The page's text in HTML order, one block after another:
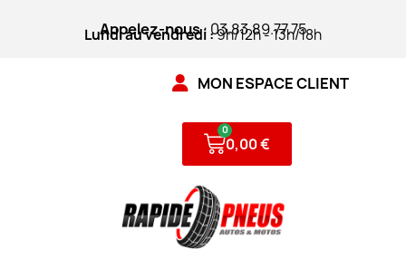
Appelez-nous: 03.83.89.77.75
Lundi au vendredi :9h/12h - 13h/18h
MON ESPACE CLIENT
0,00 €